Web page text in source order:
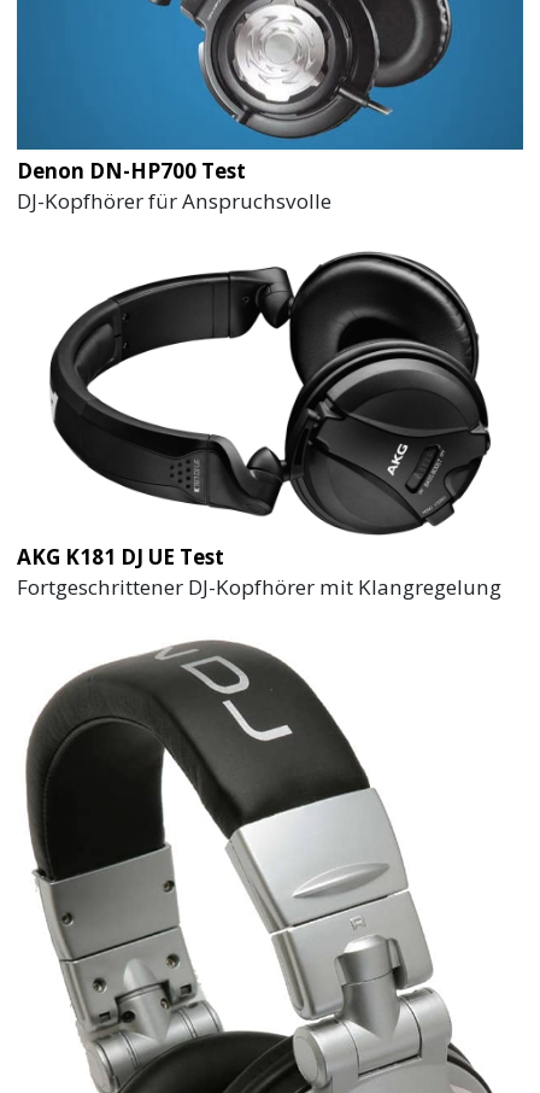
Denon DN-HP700 Test
DJ-Kopfhörer für Anspruchsvolle
AKG K181 DJ UE Test
Fortgeschrittener DJ-Kopfhörer mit Klangregelung